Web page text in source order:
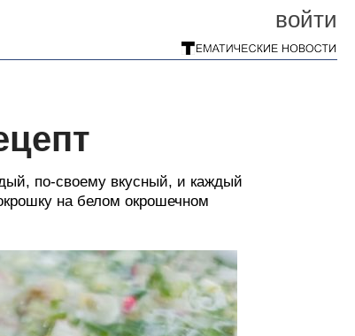
войти
по-своему вкусный, и каждый
на белом окрошечном